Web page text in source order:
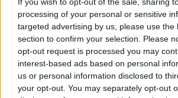
processing of your personal or sensitive
targeted advertising by us, please use the
section to confirm your selection. Please
opt-out request is processed you may
interest-based ads based on personal
us or personal information disclosed to
your opt-out. You may separately opt-out
Europa ruošiasi dar vienai
vasaros karščio bangai
kaimo
medikų